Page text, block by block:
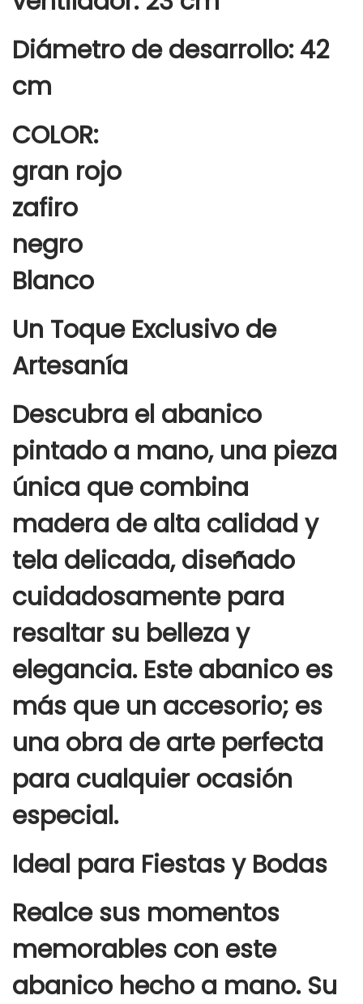
Diámetro de desarrollo: 42
cm
COLOR:
gran rojo
zafiro
negro
Blanco
Un Toque Exclusivo de
Artesanía
Descubra el abanico
pintado a mano, una pieza
única que combina
madera de alta calidad y
tela delicada, diseñado
cuidadosamente para
resaltar su belleza y
elegancia. Este abanico es
más que un accesorio; es
una obra de arte perfecta
para cualquier ocasión
especial.
Ideal para Fiestas y Bodas
Realce sus momentos
memorables con este
abanico hecho a mano. Su